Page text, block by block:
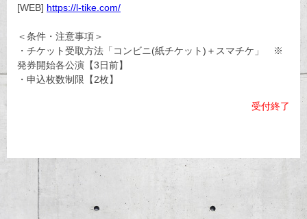
[WEB] https://l-tike.com/
＜条件・注意事項＞
・チケット受取方法「コンビニ(紙チケット)＋スマチケ」 ※
発券開始各公演【3日前】
・申込枚数制限【2枚】
受付終了